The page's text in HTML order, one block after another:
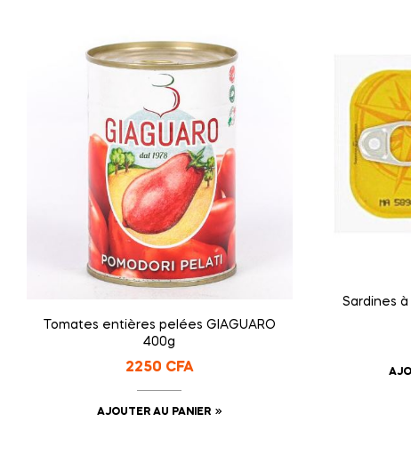
Tomates entières pelées GIAGUARO
400g
2250 CFA
AJOUTER AU PANIER
Sardines à